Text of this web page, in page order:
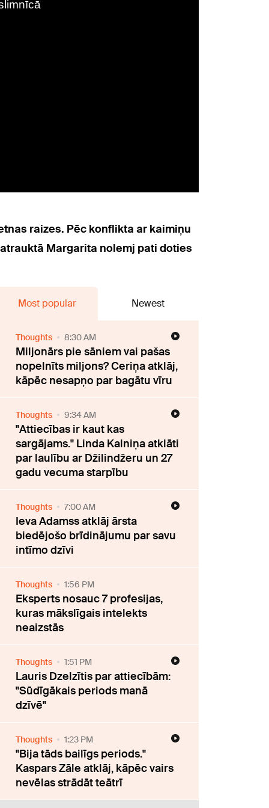
raizes. Pēc konflikta ar kaimiņu
Margarita nolemj pati doties
Most popular Newest
Thoughts 8:30 AM
Miljonārs pie sāniem vai pašas
nopelnīts miljons? Ceriņa atklāj,
kāpēc nesapņo par bagātu vīru
Thoughts 9:34 AM
"Attiecības ir kaut kas
sargājams." Linda Kalniņa atklāti
par laulību ar Džilindžeru un 27
gadu vecuma starpību
Thoughts 7:00 AM
Ieva Adamss atklāj ārsta
biedējošo brīdinājumu par savu
intīmo dzīvi
Thoughts 1:56 PM
Eksperts nosauc 7 profesijas,
kuras mākslīgais intelekts
neaizstās
Thoughts 1:51 PM
Lauris Dzelzītis par attiecībām:
"Sūdīgākais periods manā
dzīvē"
Thoughts 1:23 PM
"Bija tāds bailīgs periods."
Kaspars Zāle atklāj, kāpēc vairs
nevēlas strādāt teātrī